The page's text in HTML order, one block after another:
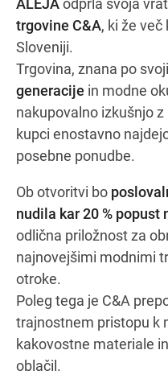
ALEJAodprla svoja
trgovine C&A, ki že
Sloveniji.
Trgovina, znana po
generacije in modne
nakupovalno izkušnjo
kupci enostavno
posebne ponudbe.
Ob otvoritvi bo
nudila kar 20 % popust
odlična priložnost za
najnovejšimi modnimi
otroke.
Poleg tega je C&A
trajnostnem pristopu k
kakovostne materiale
oblačil.